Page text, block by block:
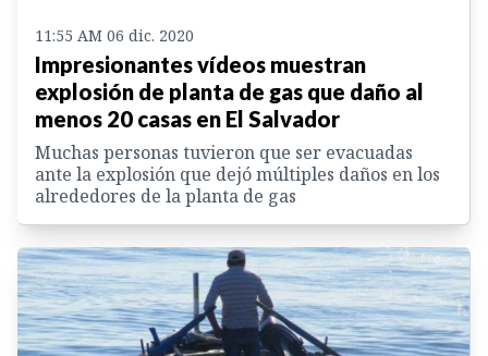
11:55 AM 06 dic. 2020
Impresionantes vídeos muestran
explosión de planta de gas que daño al
menos 20 casas en El Salvador
Muchas personas tuvieron que ser evacuadas
ante la explosión que dejó múltiples daños en los
alrededores de la planta de gas